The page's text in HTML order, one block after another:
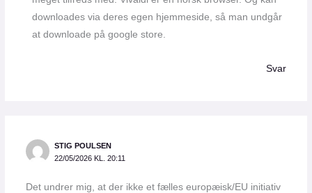
downloades via deres egen hjemmeside, så man undgår
at downloade på google store.
Svar
STIG POULSEN
22/05/2026 KL. 20:11
Det undrer mig, at der ikke et fælles europæisk/EU initiativ